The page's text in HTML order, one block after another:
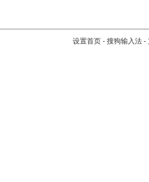
设置首页 - 搜狗输入法 -